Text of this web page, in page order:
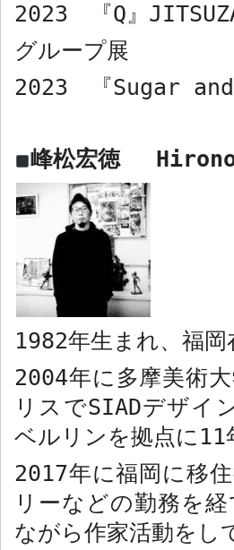
2023 『Q』
グループ展
2023 『Sugar
峰松宏徳
1982年生まれ、福岡
2004年に多摩美術
リスでSIADデザイ
ベルリンを拠点に 11
2017年に福岡に移
リーなどの勤務を
ながら作家活動をし